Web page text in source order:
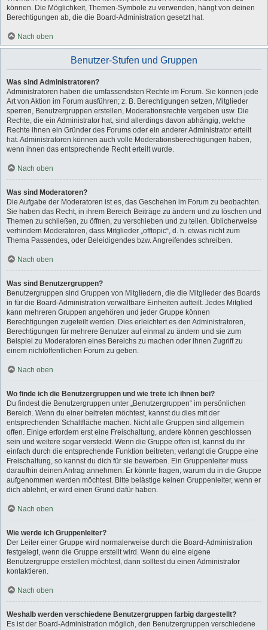
können. Die Möglichkeit, Themen-Symbole zu verwenden, hängt von deinen
Berechtigungen ab, die die Board-Administration gesetzt hat.
Nach oben
Benutzer-Stufen und Gruppen
Was sind Administratoren?
Administratoren haben die umfassendsten Rechte im Forum. Sie können jede
Art von Aktion im Forum ausführen; z. B. Berechtigungen setzen, Mitglieder
sperren, Benutzergruppen erstellen, Moderationsrechte vergeben usw. Die
Rechte, die ein Administrator hat, sind allerdings davon abhängig, welche
Rechte ihnen ein Gründer des Forums oder ein anderer Administrator erteilt
hat. Administratoren können auch volle Moderationsberechtigungen haben,
wenn ihnen das entsprechende Recht erteilt wurde.
Nach oben
Was sind Moderatoren?
Die Aufgabe der Moderatoren ist es, das Geschehen im Forum zu beobachten.
Sie haben das Recht, in ihrem Bereich Beiträge zu ändern und zu löschen und
Themen zu schließen, zu öffnen, zu verschieben und zu teilen. Üblicherweise
verhindern Moderatoren, dass Mitglieder „offtopic“, d. h. etwas nicht zum
Thema Passendes, oder Beleidigendes bzw. Angreifendes schreiben.
Nach oben
Was sind Benutzergruppen?
Benutzergruppen sind Gruppen von Mitgliedern, die die Mitglieder des Boards
in für die Board-Administration verwaltbare Einheiten aufteilt. Jedes Mitglied
kann mehreren Gruppen angehören und jeder Gruppe können
Berechtigungen zugeteilt werden. Dies erleichtert es den Administratoren,
Berechtigungen für mehrere Benutzer auf einmal zu ändern und sie zum
Beispiel zu Moderatoren eines Bereichs zu machen oder ihnen Zugriff zu
einem nichtöffentlichen Forum zu geben.
Nach oben
Wo finde ich die Benutzergruppen und wie trete ich ihnen bei?
Du findest die Benutzergruppen unter „Benutzergruppen“ im persönlichen
Bereich. Wenn du einer beitreten möchtest, kannst du dies mit der
entsprechenden Schaltfläche machen. Nicht alle Gruppen sind allgemein
offen. Einige erfordern erst eine Freischaltung, andere können geschlossen
sein und weitere sogar versteckt. Wenn die Gruppe offen ist, kannst du ihr
einfach durch die entsprechende Funktion beitreten; verlangt die Gruppe eine
Freischaltung, so kannst du dich für sie bewerben. Ein Gruppenleiter muss
daraufhin deinen Antrag annehmen. Er könnte fragen, warum du in die Gruppe
aufgenommen werden möchtest. Bitte belästige keinen Gruppenleiter, wenn er
dich ablehnt, er wird einen Grund dafür haben.
Nach oben
Wie werde ich Gruppenleiter?
Der Leiter einer Gruppe wird normalerweise durch die Board-Administration
festgelegt, wenn die Gruppe erstellt wird. Wenn du eine eigene
Benutzergruppe erstellen möchtest, dann solltest du einen Administrator
kontaktieren.
Nach oben
Weshalb werden verschiedene Benutzergruppen farbig dargestellt?
Es ist der Board-Administration möglich, den Benutzergruppen verschiedene